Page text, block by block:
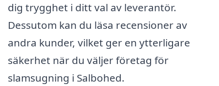
dig trygghet i ditt val av leverantör.
Dessutom kan du läsa recensioner av
andra kunder, vilket ger en ytterligare
säkerhet när du väljer företag för
slamsugning i Salbohed.